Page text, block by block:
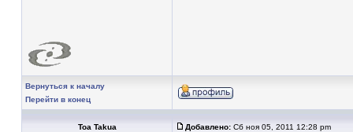
Вернуться к началу
Перейти в конец
Toa Takua Добавлено: Сб ноя 05, 2011 12:28 pm